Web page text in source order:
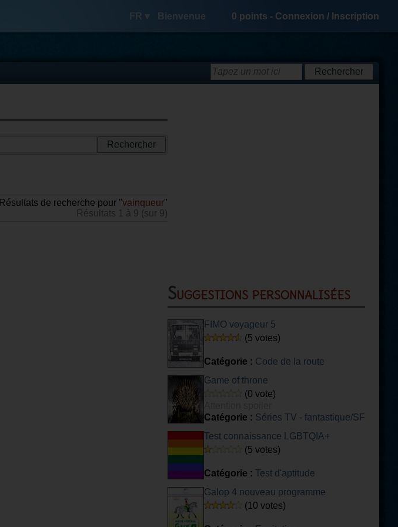
FR ▾ Bienvenue 0 points - Connexion / Inscription
Résultats de recherche pour "vainqueur"
Résultats 1 à 9 (sur 9)
Suggestions personnalisées
FIMO voyageur 5
(5 votes)
Catégorie : Code de la route
Game of throne
(0 vote)
Catégorie : Séries TV - fantastique/SF
Test connaissance LGBTQIA+
(5 votes)
Catégorie : Test d'aptitude
Galop 4 nouveau programme
(10 votes)